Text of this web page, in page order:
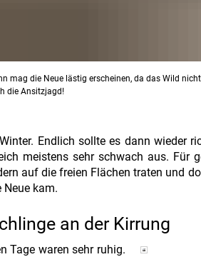
mag die Neue lästig erscheinen, da das Wild
die Ansitzjagd!
Endlich sollte es dann wieder
meistens sehr schwach aus. Für
auf die freien Flächen traten und
kam.
an der Kirrung
Tage waren sehr ruhig.